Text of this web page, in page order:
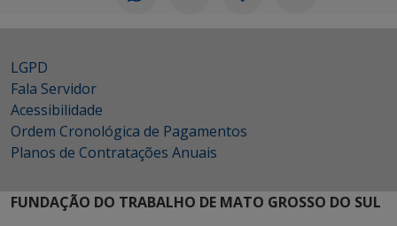
LGPD
Fala Servidor
Acessibilidade
Ordem Cronológica de Pagamentos
Planos de Contratações Anuais
FUNDAÇÃO DO TRABALHO DE MATO GROSSO DO SUL